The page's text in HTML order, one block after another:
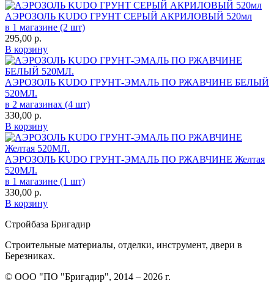
АЭРОЗОЛЬ KUDO ГРУНТ СЕРЫЙ АКРИЛОВЫЙ 520мл
в 1 магазине (2 шт)
295,00 р.
В корзину
АЭРОЗОЛЬ KUDO ГРУНТ-ЭМАЛЬ ПО РЖАВЧИНЕ БЕЛЫЙ
520МЛ.
в 2 магазинах (4 шт)
330,00 р.
В корзину
АЭРОЗОЛЬ KUDO ГРУНТ-ЭМАЛЬ ПО РЖАВЧИНЕ Желтая
520МЛ.
в 1 магазине (1 шт)
330,00 р.
В корзину
Стройбаза Бригадир
Строительные материалы, отделки, инструмент, двери в
Березниках.
© ООО "ПО "Бригадир", 2014 – 2026 г.